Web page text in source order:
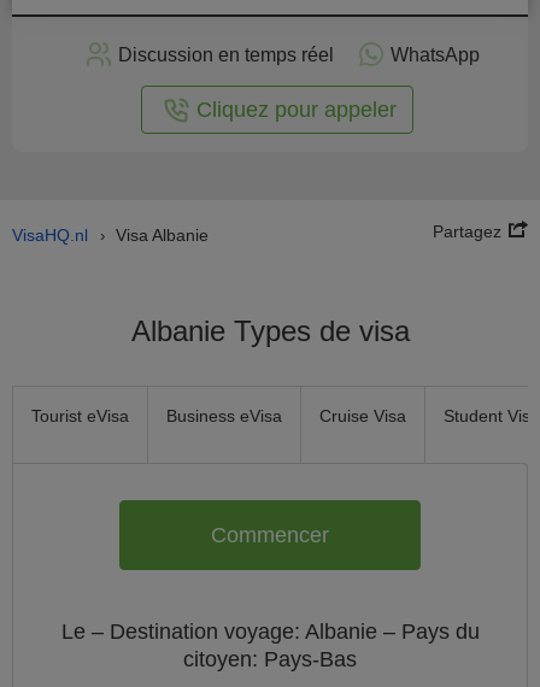
Discussion en temps réel WhatsApp
Cliquez pour appeler
VisaHQ.nl › Visa Albanie Partagez
Albanie Types de visa
Tourist eVisa Business eVisa Cruise Visa Student Visa
Commencer
Le – Destination voyage: Albanie – Pays du
citoyen: Pays-Bas